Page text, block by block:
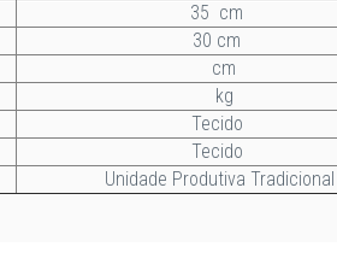
35 cm
30 cm
cm
kg
Tecido
Tecido
Unidade Produtiva Tradicional